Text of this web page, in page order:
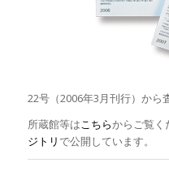
22号（2006年3月刊行）から
所蔵館等はこちらからご覧く
ジトリ で公開しています。